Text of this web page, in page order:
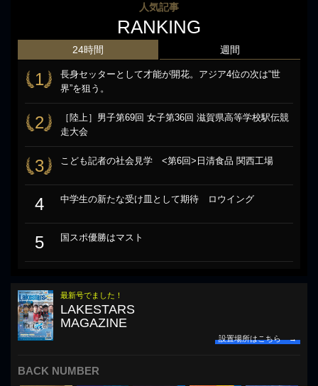
人気記事
RANKING
24時間
1
長身セッターとして才能が開花。アジア4位の次は“世
界”を狙う。
2
［陸上］男子第69回 女子第36回 滋賀県高等学校駅伝競
走大会
3 こども記者の社会見学 <第6回>日清食品 関西工場
4 中学生の新たな受け皿として期待 ロウイング
5 国スポ優勝はマスト
週間
最新号でました！
LAKESTARS
MAGAZINE
設置場所はこちら →
BACK NUMBER